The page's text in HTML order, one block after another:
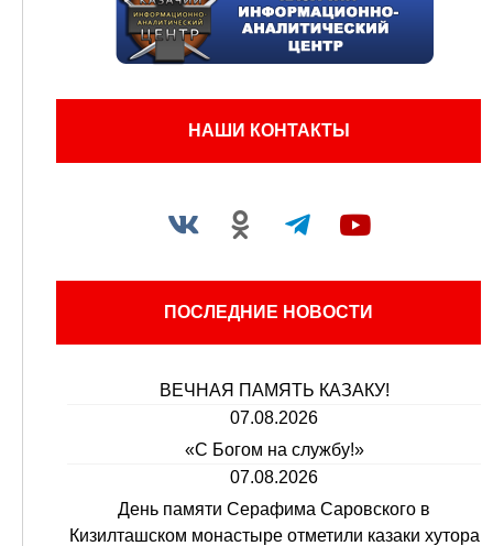
НАШИ КОНТАКТЫ
ПОСЛЕДНИЕ НОВОСТИ
ВЕЧНАЯ ПАМЯТЬ КАЗАКУ!
07.08.2026
«С Богом на службу!»
07.08.2026
День памяти Серафима Саровского в
Кизилташском монастыре отметили казаки хутора